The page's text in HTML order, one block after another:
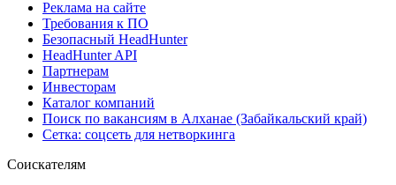
Реклама на сайте
Требования к ПО
Безопасный HeadHunter
HeadHunter API
Партнерам
Инвесторам
Каталог компаний
Поиск по вакансиям в Алханае (Забайкальский край)
Сетка: соцсеть для нетворкинга
Соискателям